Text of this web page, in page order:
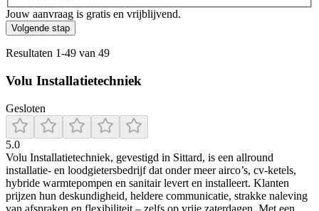
Jouw aanvraag is gratis en vrijblijvend.
Volgende stap
Resultaten 1-49 van 49
Volu Installatietechniek
Gesloten
5.0
Volu Installatietechniek, gevestigd in Sittard, is een allround
installatie- en loodgietersbedrijf dat onder meer airco’s, cv-ketels,
hybride warmtepompen en sanitair levert en installeert. Klanten
prijzen hun deskundigheid, heldere communicatie, strakke naleving
van afspraken en flexibiliteit – zelfs op vrije zaterdagen. Met een